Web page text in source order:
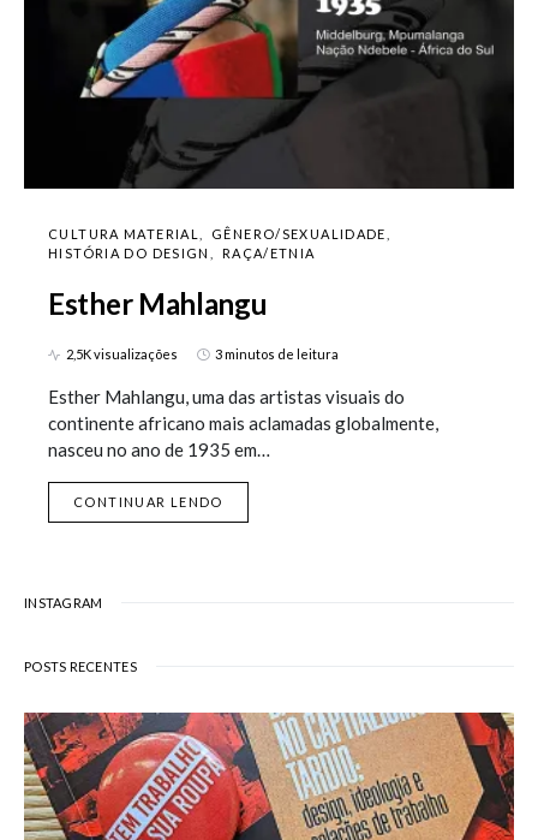
CULTURA MATERIAL
GÊNERO/SEXUALIDADE
HISTÓRIA DO DESIGN
RAÇA/ETNIA
Esther Mahlangu
2,5K visualizações 3 minutos de leitura
Esther Mahlangu, uma das artistas visuais do
continente africano mais aclamadas globalmente,
nasceu no ano de 1935 em…
CONTINUAR LENDO
INSTAGRAM
POSTS RECENTES